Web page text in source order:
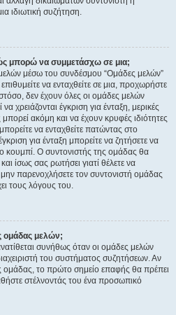
ιδιωτική συζήτηση.
μπορώ να συμμετάσχω σε μια;
μελών μέσω του συνδέσμου “Ομάδες μελών”
να ενταχθείτε σε μια, προχωρήστε
δεν έχουν όλες οι ομάδες μελών
χρειάζονται έγκριση για ένταξη, μερικές
μπορεί ακόμη και να έχουν κρυφές ιδιότητες
να ενταχθείτε πατώντας στο
για ένταξη μπορείτε να ζητήσετε να
κουμπί. Ο συντονιστής της ομάδας θα
ίσως σας ρωτήσει γιατί θέλετε να
παρενοχλήσετε τον συντονιστή ομάδας
τους λόγους του.
ομάδας μελών;
συνήθως όταν οι ομάδες μελών
του συστήματος συζητήσεων. Αν
ομάδας, το πρώτο σημείο επαφής θα πρέπει
στέλνοντάς του ένα προσωπικό